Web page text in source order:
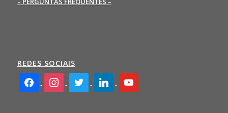
REDES SOCIAIS
facebook2instagramtwitter linkedin youtube